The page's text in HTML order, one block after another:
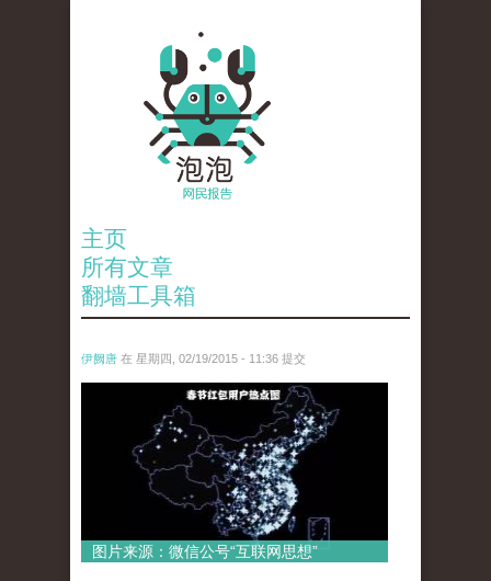
主页
所有文章
翻墙工具箱
伊阙唐 在 星期四, 02/19/2015 - 11:36 提交
chun_jie_hong_bao_yong_hu_re_dian_tu_.jpg
图片来源：微信公号“互联网思想”